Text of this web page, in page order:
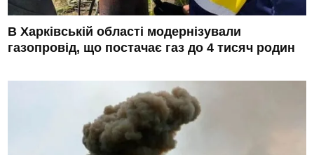
В Харківській області модернізували
газопровід, що постачає газ до 4 тисяч родин